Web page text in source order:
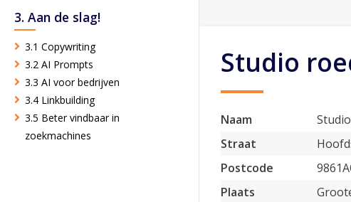
3. Aan de slag!
3.1 Copywriting
3.2 AI Prompts
3.3 AI voor bedrijven
3.4 Linkbuilding
3.5 Beter vindbaar in
zoekmachines
Studio
Naam
Straat
Postcode
Plaats